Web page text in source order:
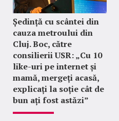
Ședință cu scântei din
cauza metroului din
Cluj. Boc, către
consilierii USR: „Cu 10
like-uri pe internet și
mamă, mergeți acasă,
explicați la soție cât de
bun ați fost astăzi”